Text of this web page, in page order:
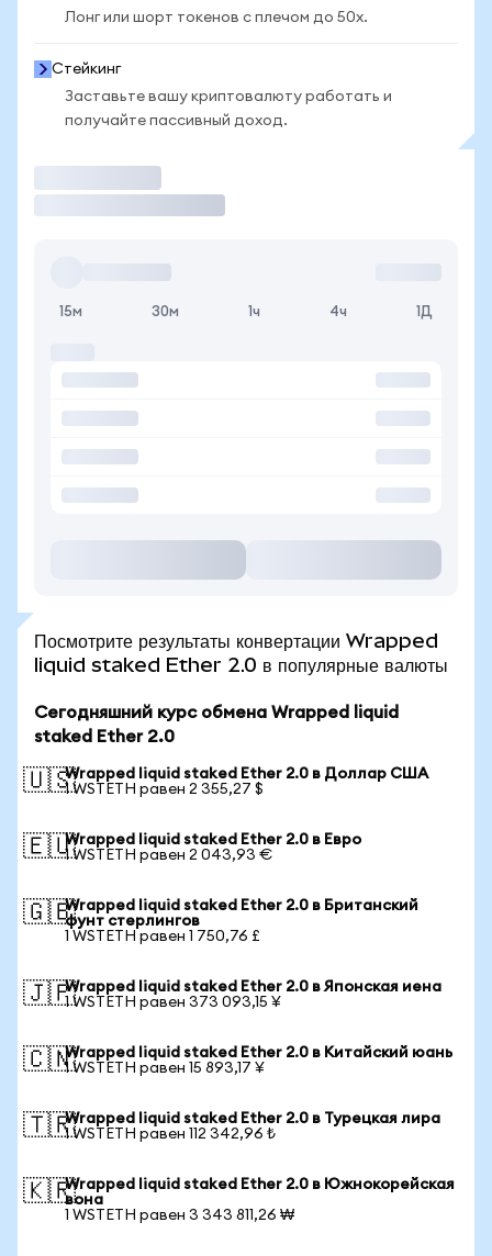
Лонг или шорт токенов с плечом до 50x.
Стейкинг
Заставьте вашу криптовалюту работать и
получайте пассивный доход.
15м 30м 1ч 4ч 1Д
Посмотрите результаты конвертации Wrapped
liquid staked Ether 2.0 в популярные валюты
Сегодняшний курс обмена Wrapped liquid
staked Ether 2.0
🇺🇸Wrapped liquid staked Ether 2.0 в Доллар США
1 WSTETH равен 2 355,27 $
🇪🇺Wrapped liquid staked Ether 2.0 в Евро
1 WSTETH равен 2 043,93 €
🇬🇧Wrapped liquid staked Ether 2.0 в Британский
фунт стерлингов
1 WSTETH равен 1 750,76 £
🇯🇵Wrapped liquid staked Ether 2.0 в Японская иена
1 WSTETH равен 373 093,15 ¥
🇨🇳Wrapped liquid staked Ether 2.0 в Китайский юань
1 WSTETH равен 15 893,17 ¥
🇹🇷Wrapped liquid staked Ether 2.0 в Турецкая лира
1 WSTETH равен 112 342,96 ₺
🇰🇷Wrapped liquid staked Ether 2.0 в Южнокорейская
вона
1 WSTETH равен 3 343 811,26 ₩